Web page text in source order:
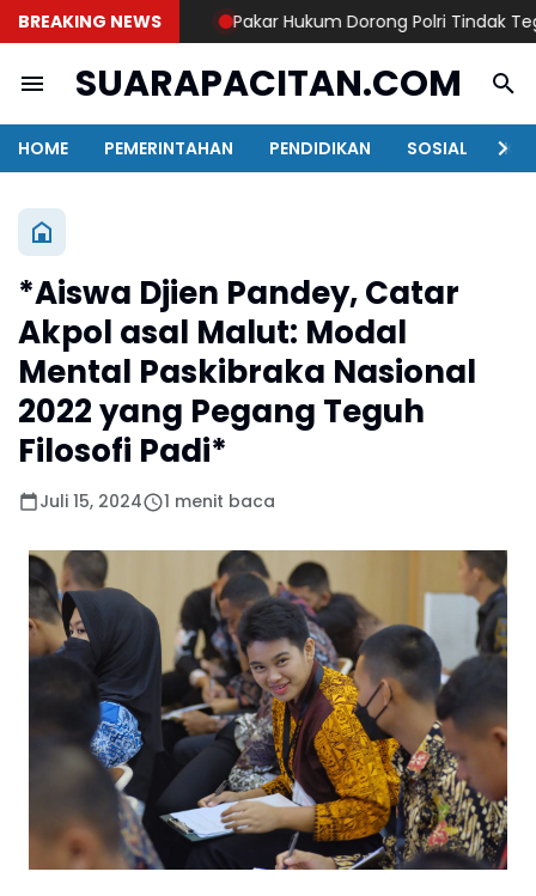
BREAKING NEWS Pakar Hukum Dorong Polri Tindak Tegas
SUARAPACITAN.COM
HOME PEMERINTAHAN PENDIDIKAN SOSIAL
*Aiswa Djien Pandey, Catar
Akpol asal Malut: Modal
Mental Paskibraka Nasional
2022 yang Pegang Teguh
Filosofi Padi*
Juli 15, 2024 1 menit baca